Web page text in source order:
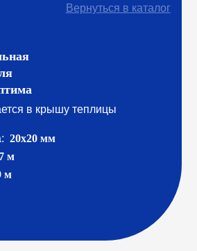
Вернуться в каталог
в крышу теплицы
20х20 мм
м
м